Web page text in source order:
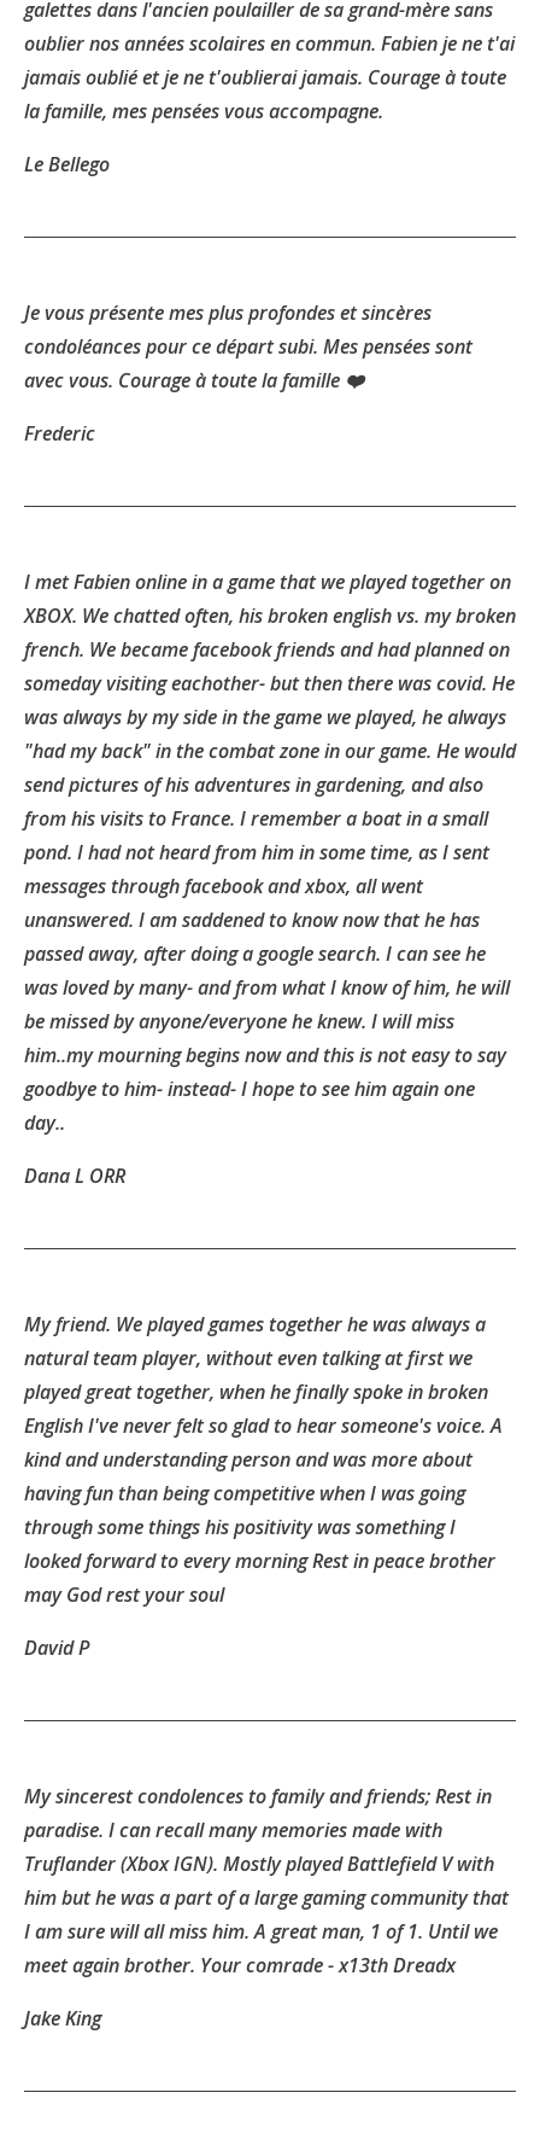
galettes dans l'ancien poulailler de sa grand-mère sans
oublier nos années scolaires en commun. Fabien je ne t'ai
jamais oublié et je ne t'oublierai jamais. Courage à toute
la famille, mes pensées vous accompagne.
Le Bellego
Je vous présente mes plus profondes et sincères
condoléances pour ce départ subi. Mes pensées sont
avec vous. Courage à toute la famille ❤️
Frederic
I met Fabien online in a game that we played together on
XBOX. We chatted often, his broken english vs. my broken
french. We became facebook friends and had planned on
someday visiting eachother- but then there was covid. He
was always by my side in the game we played, he always
"had my back" in the combat zone in our game. He would
send pictures of his adventures in gardening, and also
from his visits to France. I remember a boat in a small
pond. I had not heard from him in some time, as I sent
messages through facebook and xbox, all went
unanswered. I am saddened to know now that he has
passed away, after doing a google search. I can see he
was loved by many- and from what I know of him, he will
be missed by anyone/everyone he knew. I will miss
him..my mourning begins now and this is not easy to say
goodbye to him- instead- I hope to see him again one
day..
Dana L ORR
My friend. We played games together he was always a
natural team player, without even talking at first we
played great together, when he finally spoke in broken
English I've never felt so glad to hear someone's voice. A
kind and understanding person and was more about
having fun than being competitive when I was going
through some things his positivity was something I
looked forward to every morning Rest in peace brother
may God rest your soul
David P
My sincerest condolences to family and friends; Rest in
paradise. I can recall many memories made with
Truflander (Xbox IGN). Mostly played Battlefield V with
him but he was a part of a large gaming community that
I am sure will all miss him. A great man, 1 of 1. Until we
meet again brother. Your comrade - x13th Dreadx
Jake King